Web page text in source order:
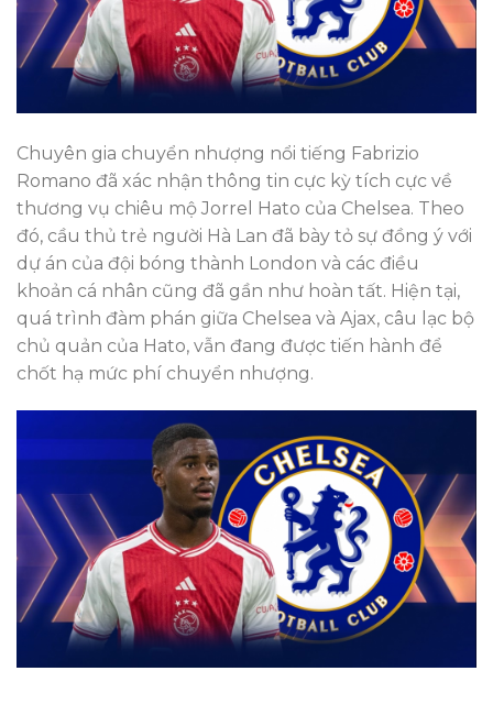
Chuyên gia chuyển nhượng nổi tiếng Fabrizio
Romano đã xác nhận thông tin cực kỳ tích cực về
thương vụ chiêu mộ Jorrel Hato của Chelsea. Theo
đó, cầu thủ trẻ người Hà Lan đã bày tỏ sự đồng ý với
dự án của đội bóng thành London và các điều
khoản cá nhân cũng đã gần như hoàn tất. Hiện tại,
quá trình đàm phán giữa Chelsea và Ajax, câu lạc bộ
chủ quản của Hato, vẫn đang được tiến hành để
chốt hạ mức phí chuyển nhượng.